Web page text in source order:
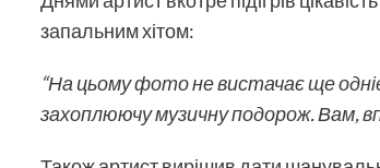
запальним хітом:
“На цьому фото не вистачає ще
захоплюючу музичну подорож. Вам,